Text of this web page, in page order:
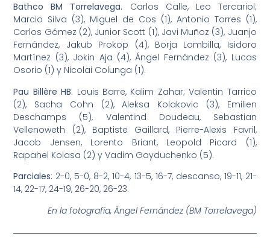
Bathco BM Torrelavega. Carlos Calle, Leo Tercariol;
Marcio Silva (3), Miguel de Cos (1), Antonio Torres (1),
Carlos Gómez (2), Junior Scott (1), Javi Muñoz (3), Juanjo
Fernández, Jakub Prokop (4), Borja Lombilla, Isidoro
Martínez (3), Jokin Aja (4), Ángel Fernández (3), Lucas
Osorio (1) y Nicolai Colunga (1).
Pau Billère HB. Louis Barre, Kalim Zahar; Valentin Tarrico
(2), Sacha Cohn (2), Aleksa Kolakovic (3), Emilien
Deschamps (5), Valentind Doudeau, Sebastian
Vellenoweth (2), Baptiste Gaillard, Pierre-Alexis Favril,
Jacob Jensen, Lorento Briant, Leopold Picard (1),
Rapahel Kolasa (2) y Vadim Gayduchenko (5).
Parciales: 2-0, 5-0, 8-2, 10-4, 13-5, 16-7, descanso, 19-11, 21-
14, 22-17, 24-19, 26-20, 26-23.
En la fotografía, Ángel Fernández (BM Torrelavega)